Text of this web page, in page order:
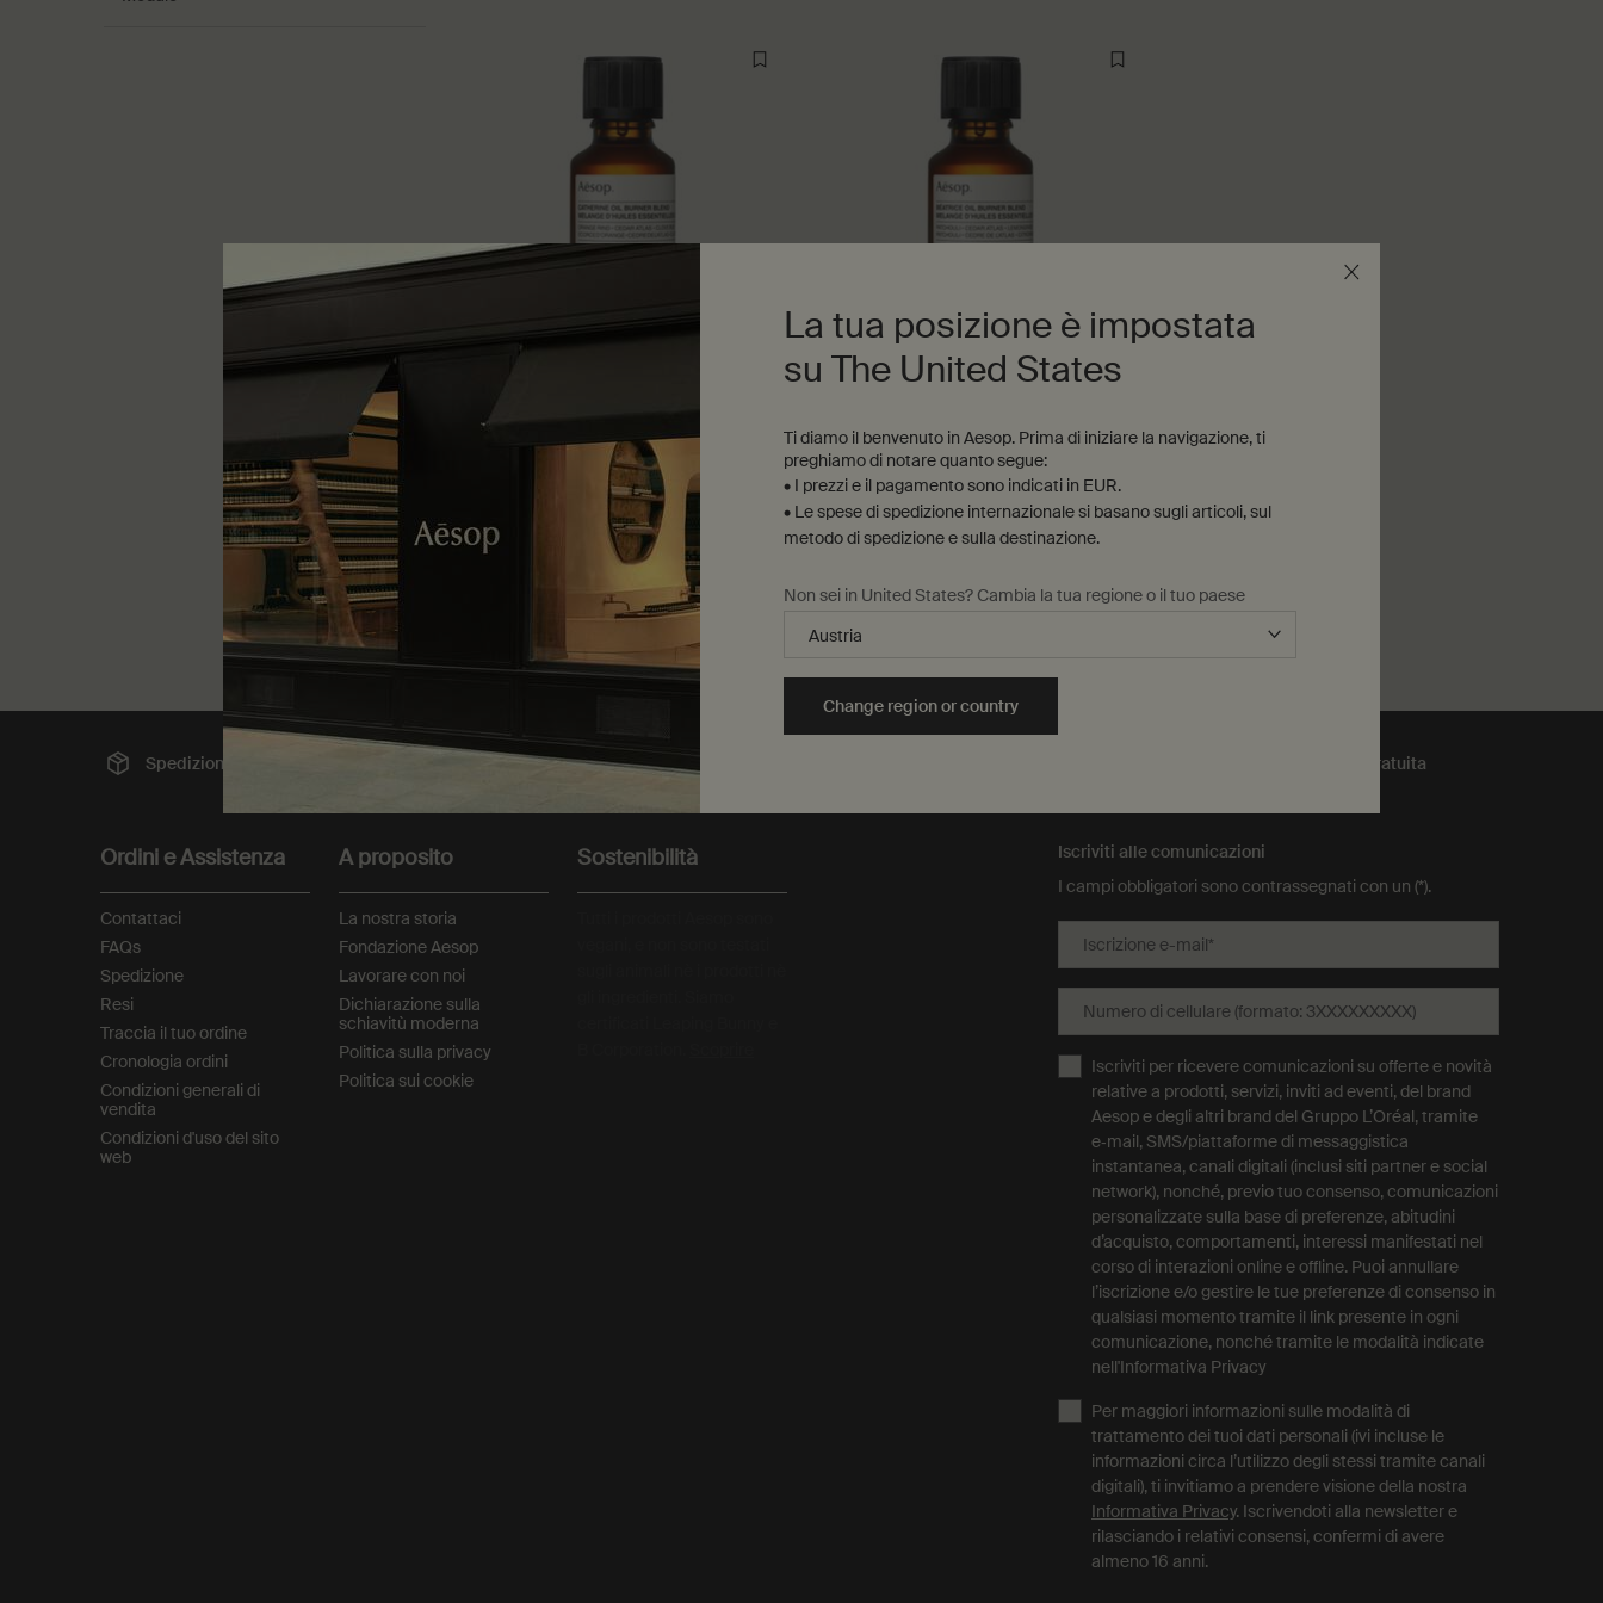
Fiorito, speziato, caldo
Un formato disponibile
37,00 €
Aggiungi al carrello
Béatrice Oil Burner Blend
Un formato disponibile
25 mL
Spedizione gratuita Pagamento sicuro Confezione regalo gratuita
Ordini e Assistenza
Contattaci
FAQs
Spedizione
Resi
Traccia il tuo ordine
Cronologia ordini
Condizioni generali di
vendita
Condizioni d'uso del sito
web
A proposito
La nostra storia
Fondazione Aesop
Lavorare con noi
Dichiarazione sulla
schiavitù moderna
Politica sulla privacy
Politica sui cookie
Sostenibilità
Iscriviti alle comunicazioni
I campi obbligatori sono contrassegnati con un (*).
Iscrizione e-mail*
Numero di cellulare (formato: 3XXXXXXXXX)
Iscriviti per ricevere comunicazioni su offerte e novità
relative a prodotti, servizi, inviti ad eventi, del brand
Aesop e degli altri brand del Gruppo L’Oréal, tramite
e‑mail, SMS/piattaforme di messaggistica
instantanea, canali digitali (inclusi siti partner e social
network), nonché, previo tuo consenso, comunicazioni
personalizzate sulla base di preferenze, abitudini
d’acquisto, comportamenti, interessi manifestati nel
corso di interazioni online e offline. Puoi annullare
l’iscrizione e/o gestire le tue preferenze di consenso in
qualsiasi momento tramite il link presente in ogni
comunicazione, nonché tramite le modalità indicate
nell'Informativa Privacy
Per maggiori informazioni sulle modalità di
trattamento dei tuoi dati personali (ivi incluse le
informazioni circa l’utilizzo degli stessi tramite canali
digitali), ti invitiamo a prendere visione della nostra
Informativa Privacy. Iscrivendoti alla newsletter e
rilasciando i relativi consensi, confermi di avere
almeno 16 anni.
La tua posizione è impostata
su The United States
Ti diamo il benvenuto in Aesop. Prima di iniziare la navigazione, ti
preghiamo di notare quanto segue:
• I prezzi e il pagamento sono indicati in EUR.
• Le spese di spedizione internazionale si basano sugli articoli, sul
metodo di spedizione e sulla destinazione.
Non sei in United States? Cambia la tua regione o il tuo paese
Change region or country